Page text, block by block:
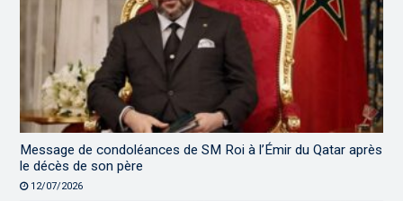
Message de condoléances de SM Roi à l’Émir du Qatar après
le décès de son père
12/07/2026